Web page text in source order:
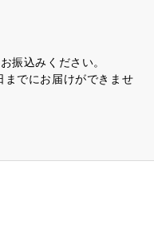
振込みください。
までにお届けができませ